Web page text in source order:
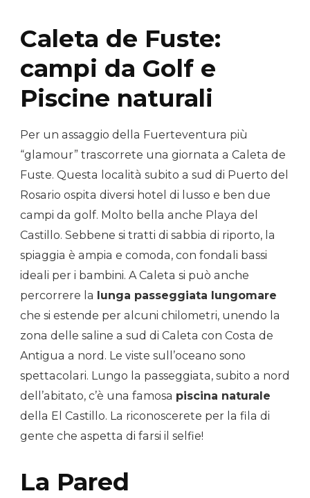
Caleta de Fuste:
campi da Golf e
Piscine naturali
Per un assaggio della Fuerteventura più
“glamour” trascorrete una giornata a Caleta de
Fuste. Questa località subito a sud di Puerto del
Rosario ospita diversi hotel di lusso e ben due
campi da golf. Molto bella anche Playa del
Castillo. Sebbene si tratti di sabbia di riporto, la
spiaggia è ampia e comoda, con fondali bassi
ideali per i bambini. A Caleta si può anche
percorrere la
lunga passeggiata lungomare
che si estende per alcuni chilometri, unendo la
zona delle saline a sud di Caleta con Costa de
Antigua a nord. Le viste sull’oceano sono
spettacolari. Lungo la passeggiata, subito a nord
dell’abitato, c’è una famosa piscina naturale
della El Castillo. La riconoscerete per la fila di
gente che aspetta di farsi il selfie!
La Pared